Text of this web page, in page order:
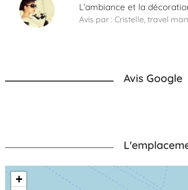
L’ambiance et la
Avis par : Cristelle, travel
Avis Google
+